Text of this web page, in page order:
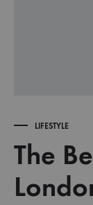
LIFESTYLE
The